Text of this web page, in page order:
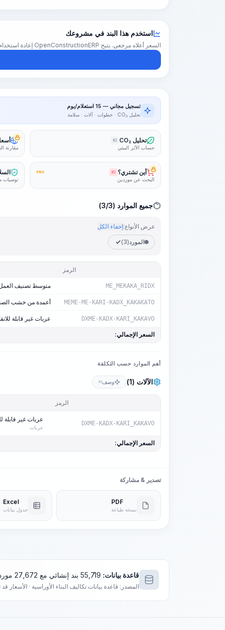
استخدم هذا البند في مشروعك
السعر أعلاه مرجعي. يتيح OpenConstructionERP إعادة استخدام هذا البند في تقدير كامل للمشروع — بأسعارك الإقليمية والكميات والهوامش.
تسجيل مجاني — 15 استعلام/يوم
تحليل CO₂ · خطوات · آلات · سلامة
تحليل CO₂ KI
حساب الأثر البيئي مقارنة
أين تشتري؟ KI
PRO
البحث عن موردين توصيات
جميع الموارد (3/3)
عرض الأنواع:إخفاء الكل
المورد(3)
الرمز
ME_MEKAKA_RIDX متوسط تصنيف العمل
MEME-ME-KARI-KADX_KAKAKATO أعمدة من خشب الصنوبر
DXME-KADX-KARI_KAKAVO عربات غير قابلة
السعر الإجمالي:
أهم الموارد حسب التكلفة
الآلات (1) وصفKI
الرمز
DXME-KADX-KARI_KAKAVO
عربات غير قابلة
عربات
السعر الإجمالي:
تصدير & مشاركة
PDF
نسخة طباعة
Excel
جدول بيانات
قاعدة بيانات: 55,719 بند إنشائي مع 27,672 مورد فريد
المصدر: قاعدة بيانات تكاليف البناء الأوراسية · الأسعار